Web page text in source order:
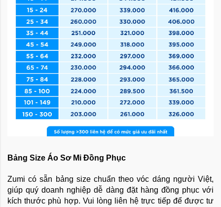
Bảng Size Áo Sơ Mi Đồng Phục
Zumi có sẵn bảng size chuẩn theo vóc dáng người Việt,
giúp quý doanh nghiệp dễ dàng đặt hàng đồng phục với
kích thước phù hợp. Vui lòng liên hệ trực tiếp để được tư